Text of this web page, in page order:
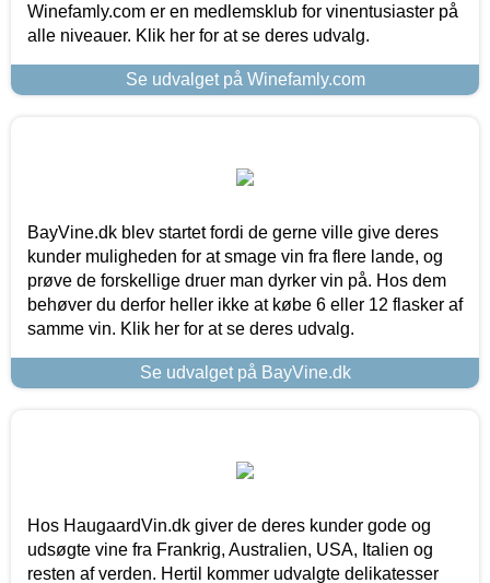
Winefamly.com er en medlemsklub for vinentusiaster på
alle niveauer. Klik her for at se deres udvalg.
Se udvalget på Winefamly.com
BayVine.dk blev startet fordi de gerne ville give deres
kunder muligheden for at smage vin fra flere lande, og
prøve de forskellige druer man dyrker vin på. Hos dem
behøver du derfor heller ikke at købe 6 eller 12 flasker af
samme vin. Klik her for at se deres udvalg.
Se udvalget på BayVine.dk
Hos HaugaardVin.dk giver de deres kunder gode og
udsøgte vine fra Frankrig, Australien, USA, Italien og
resten af verden. Hertil kommer udvalgte delikatesser